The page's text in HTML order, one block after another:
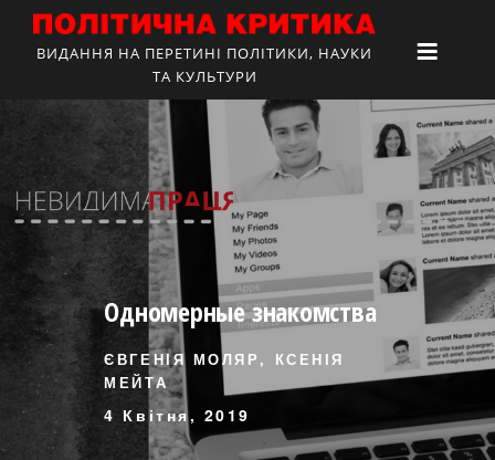
ВИДАННЯ НА ПЕРЕТИНІ ПОЛІТИКИ, НАУКИ
ТА КУЛЬТУРИ
Одномерные знакомства
ЄВГЕНІЯ МОЛЯР, КСЕНІЯ
МЕЙТА
4 Квітня, 2019